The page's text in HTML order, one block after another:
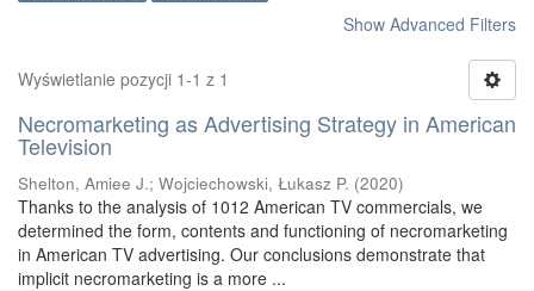
Show Advanced Filters
Wyświetlanie pozycji 1-1 z 1
Necromarketing as Advertising Strategy in American
Television
Shelton, Amiee J.; Wojciechowski, Łukasz P. (2020)
Thanks to the analysis of 1012 American TV commercials, we
determined the form, contents and functioning of necromarketing
in American TV advertising. Our conclusions demonstrate that
implicit necromarketing is a more ...